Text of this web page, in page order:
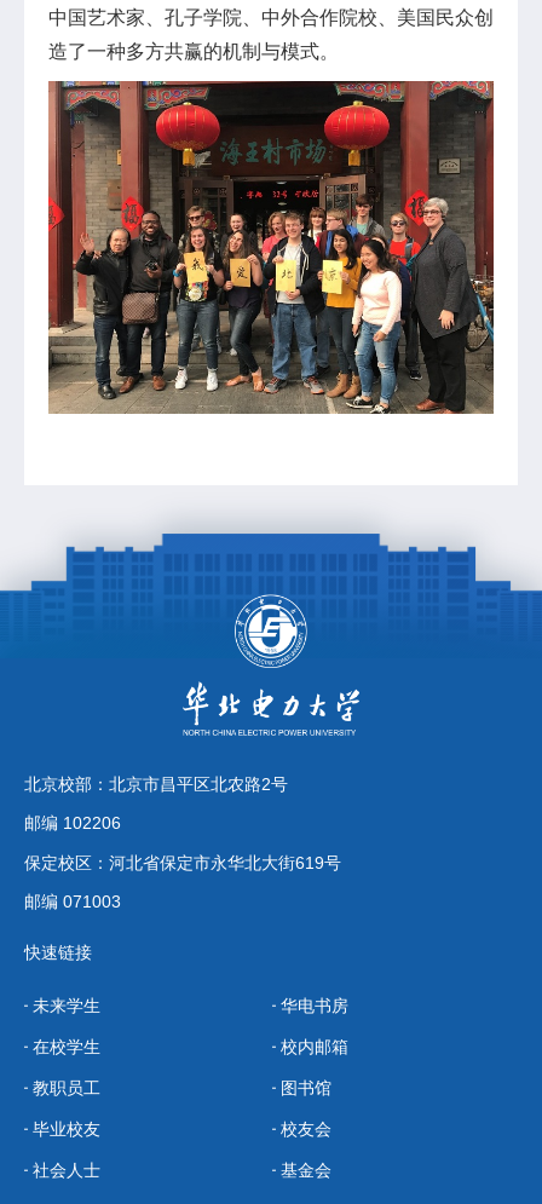
中国艺术家、孔子学院、中外合作院校、美国民众创
造了一种多方共赢的机制与模式。
北京校部：北京市昌平区北农路2号
邮编 102206
保定校区：河北省保定市永华北大街619号
邮编 071003
快速链接
未来学生
在校学生
教职员工
毕业校友
社会人士
华电书房
校内邮箱
图书馆
校友会
基金会